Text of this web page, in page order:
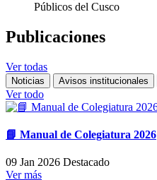
Publicaciones
Ver todas
Noticias Avisos institucionales
Ver todo
📘 Manual de Colegiatura 2026
09 Jan 2026 Destacado
Ver más